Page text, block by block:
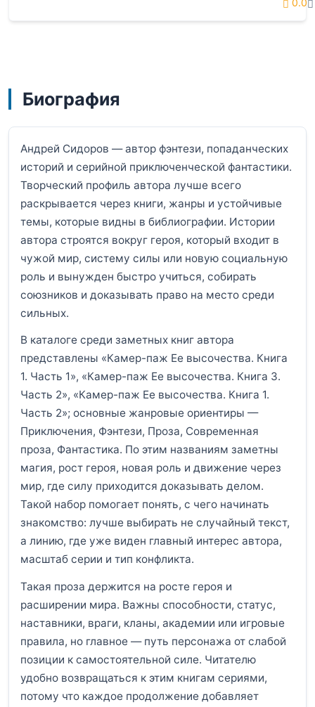
0.0
Биография
Андрей Сидоров — автор фэнтези, попаданческих
историй и серийной приключенческой фантастики.
Творческий профиль автора лучше всего
раскрывается через книги, жанры и устойчивые
темы, которые видны в библиографии. Истории
автора строятся вокруг героя, который входит в
чужой мир, систему силы или новую социальную
роль и вынужден быстро учиться, собирать
союзников и доказывать право на место среди
сильных.
В каталоге среди заметных книг автора
представлены «Камер-паж Ее высочества. Книга
1. Часть 1», «Камер-паж Ее высочества. Книга 3.
Часть 2», «Камер-паж Ее высочества. Книга 1.
Часть 2»; основные жанровые ориентиры —
Приключения, Фэнтези, Проза, Современная
проза, Фантастика. По этим названиям заметны
магия, рост героя, новая роль и движение через
мир, где силу приходится доказывать делом.
Такой набор помогает понять, с чего начинать
знакомство: лучше выбирать не случайный текст,
а линию, где уже виден главный интерес автора,
масштаб серии и тип конфликта.
Такая проза держится на росте героя и
расширении мира. Важны способности, статус,
наставники, враги, кланы, академии или игровые
правила, но главное — путь персонажа от слабой
позиции к самостоятельной силе. Читателю
удобно возвращаться к этим книгам сериями,
потому что каждое продолжение добавляет